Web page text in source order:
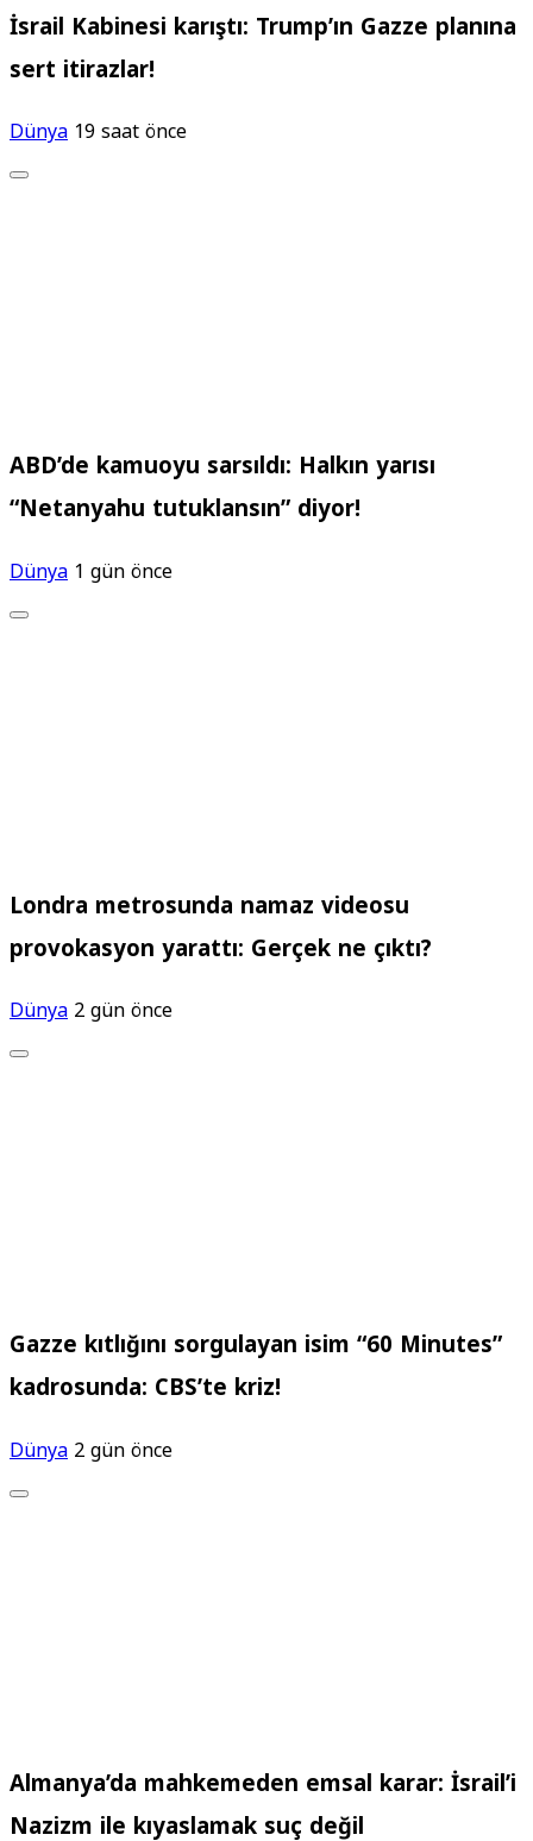
İsrail Kabinesi karıştı: Trump’ın Gazze planına
sert itirazlar!
Dünya 19 saat önce
ABD’de kamuoyu sarsıldı: Halkın yarısı
“Netanyahu tutuklansın” diyor!
Dünya 1 gün önce
Londra metrosunda namaz videosu
provokasyon yarattı: Gerçek ne çıktı?
Dünya2 gün önce
Gazze kıtlığını sorgulayan isim “60 Minutes”
kadrosunda: CBS’te kriz!
Dünya2 gün önce
Almanya’da mahkemeden emsal karar: İsrail’i
Nazizm ile kıyaslamak suç değil